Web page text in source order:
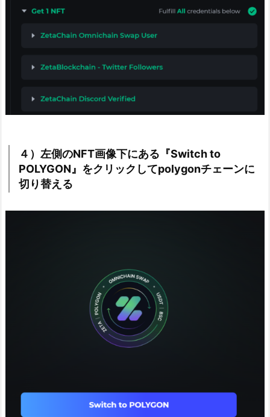
４）左側のNFT画像下にある『Switch to
POLYGON』をクリックしてpolygonチェーンに
切り替える